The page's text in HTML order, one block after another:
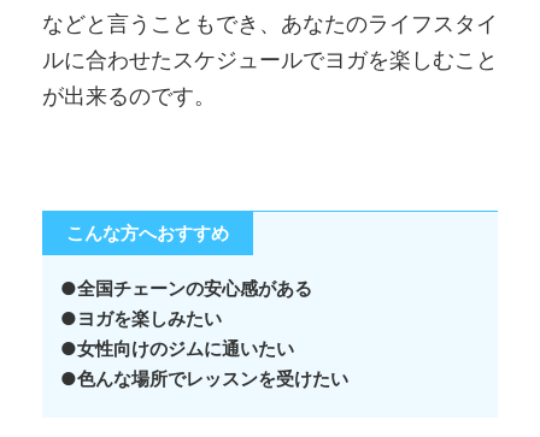
などと言うこともでき、あなたのライフスタイ
ルに合わせたスケジュールでヨガを楽しむこと
が出来るのです。
こんな方へおすすめ
●全国チェーンの安心感がある
●ヨガを楽しみたい
●女性向けのジムに通いたい
●色んな場所でレッスンを受けたい